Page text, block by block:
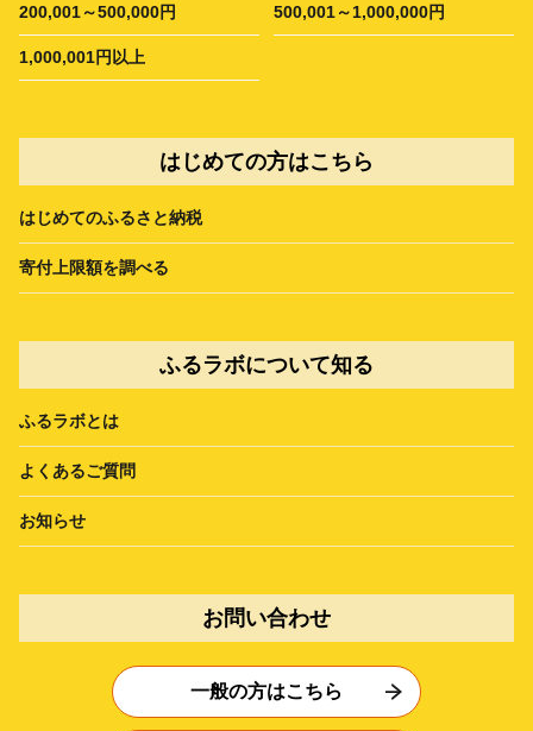
200,001～500,000円 500,001～1,000,000円
1,000,001円以上
はじめての方はこちら
はじめてのふるさと納税
寄付上限額を調べる
ふるラボについて知る
ふるラボとは
よくあるご質問
お知らせ
お問い合わせ
一般の方はこちら